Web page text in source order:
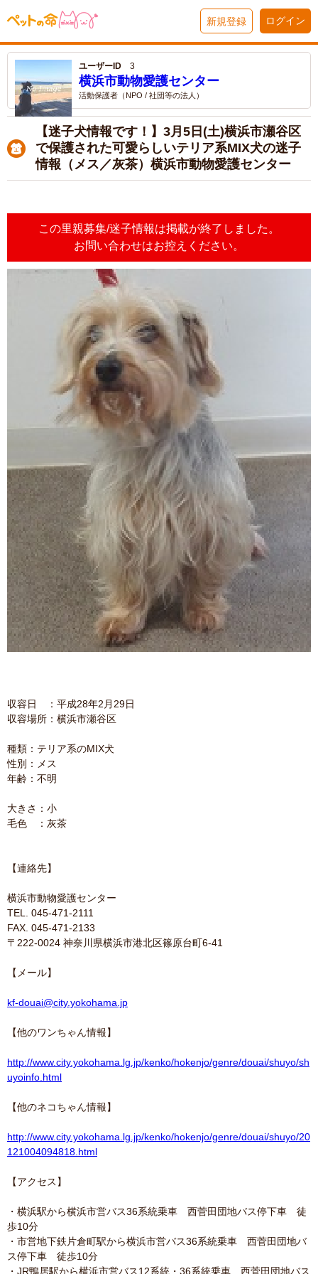
新規登録 ログイン
ユーザーID 3
横浜市動物愛護センター
活動保護者（NPO / 社団等の法人）
【迷子犬情報です！】3月5日(土)横浜市瀬谷区
で保護された可愛らしいテリア系MIX犬の迷子
情報（メス／灰茶）横浜市動物愛護センター
この里親募集/迷子情報は掲載が終了しました。
お問い合わせはお控えください。
収容日 ：平成28年2月29日
収容場所：横浜市瀬谷区
種類：テリア系のMIX犬
性別：メス
年齢：不明
大きさ：小
毛色 ：灰茶
【連絡先】
横浜市動物愛護センター
TEL. 045-471-2111
FAX. 045-471-2133
〒222-0024 神奈川県横浜市港北区篠原台町6-41
【メール】
kf-douai@city.yokohama.jp
【他のワンちゃん情報】
http://www.city.yokohama.lg.jp/kenko/hokenjo/genre/douai/shuyo/sh
uyoinfo.html
【他のネコちゃん情報】
http://www.city.yokohama.lg.jp/kenko/hokenjo/genre/douai/shuyo/20
121004094818.html
【アクセス】
・横浜駅から横浜市営バス36系統乗車 西菅田団地バス停下車 徒
歩10分
・市営地下鉄片倉町駅から横浜市営バス36系統乗車 西菅田団地バ
ス停下車 徒歩10分
・JR鴨居駅から横浜市営バス12系統・36系統乗車 西菅田団地バス